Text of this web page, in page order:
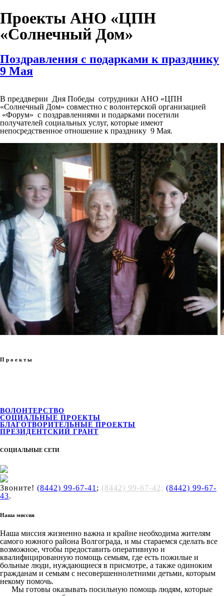
Проекты АНО «ЦПН
«Солнечный Дом»
Поздравления с подарками к празднику
9 Мая
В преддверии Дня Победы сотрудники АНО «ЦПН
«Солнечный Дом» совместно с волонтерской организацией
«Форум» с поздравлениями и подарками посетили
получателей социальных услуг, которые имеют
непосредственное отношение к празднику 9 Мая.
Проекты
ВОЛОНТЕРСТВО
СОЦИАЛЬНЫЕ ПРОЕКТЫ
БЛАГОТВОРИТЕЛЬНЫЕ ПРОЕКТЫ
ПРЕЗИДЕНТСКИЙ ГРАНТ
СОЦИАЛЬНЫЕ СЕТИ
Звоните! (8442) 99-67-41 ; (8442) 99-67-42; (8442) 99-67-
43.
Наша миссия
Наша миссия жизненно важна и крайне необходима жителям
самого южного района Волгограда, и мы стараемся сделать все
возможное, чтобы предоставить оперативную и
квалифицированную помощь семьям, где есть пожилые и
больные люди, нуждающиеся в присмотре, а также одиноким
гражданам и семьям с несовершеннолетними детьми, которым
некому помочь.
Мы готовы оказывать посильную помощь людям, которые